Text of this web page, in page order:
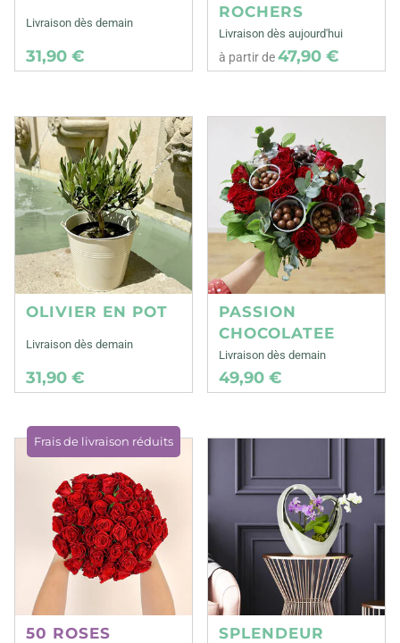
Livraison dès demain
31,90 €
ROCHERS
Livraison dès aujourd'hui
à partir de47,90 €
OLIVIER EN POT
Livraison dès demain
31,90 €
PASSION
CHOCOLATEE
Livraison dès demain
49,90 €
Frais de livraison réduits
50 ROSES
SPLENDEUR